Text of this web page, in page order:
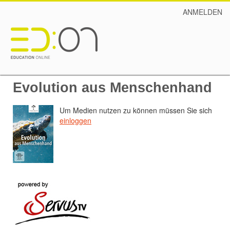
ANMELDEN
Evolution aus Menschenhand
Um Medien nutzen zu können müssen Sie sich
einloggen